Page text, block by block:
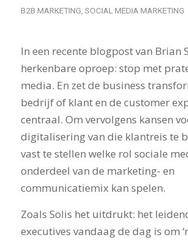
B2B MARKETING SOCIAL MEDIA MARKETING
In een recente blogpost van Brian
herkenbare oproep: stop met
media. En zet de business
bedrijf of klant en de customer
centraal. Om vervolgens kansen
digitalisering van die klantreis te
vast te stellen welke rol sociale
onderdeel van de marketing- en
communicatiemix kan spelen.
Zoals Solis het uitdrukt: het
executives vandaag de dag is om